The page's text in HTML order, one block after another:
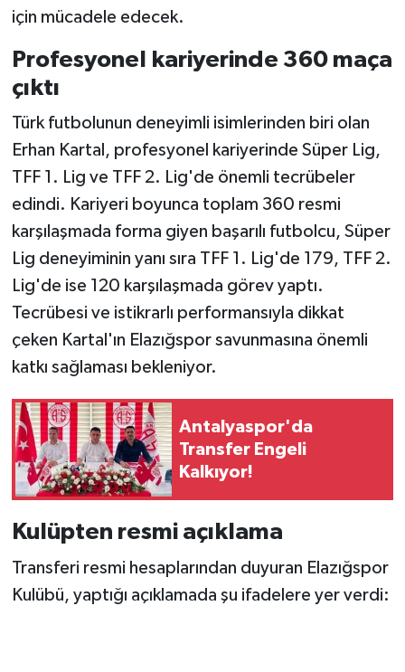
için mücadele edecek.
Profesyonel kariyerinde 360 maça
çıktı
Türk futbolunun deneyimli isimlerinden biri olan
Erhan Kartal, profesyonel kariyerinde Süper Lig,
TFF 1. Lig ve TFF 2. Lig'de önemli tecrübeler
edindi. Kariyeri boyunca toplam 360 resmi
karşılaşmada forma giyen başarılı futbolcu, Süper
Lig deneyiminin yanı sıra TFF 1. Lig'de 179, TFF 2.
Lig'de ise 120 karşılaşmada görev yaptı.
Tecrübesi ve istikrarlı performansıyla dikkat
çeken Kartal'ın Elazığspor savunmasına önemli
katkı sağlaması bekleniyor.
Antalyaspor'da
Transfer Engeli
Kalkıyor!
Kulüpten resmi açıklama
Transferi resmi hesaplarından duyuran Elazığspor
Kulübü, yaptığı açıklamada şu ifadelere yer verdi: